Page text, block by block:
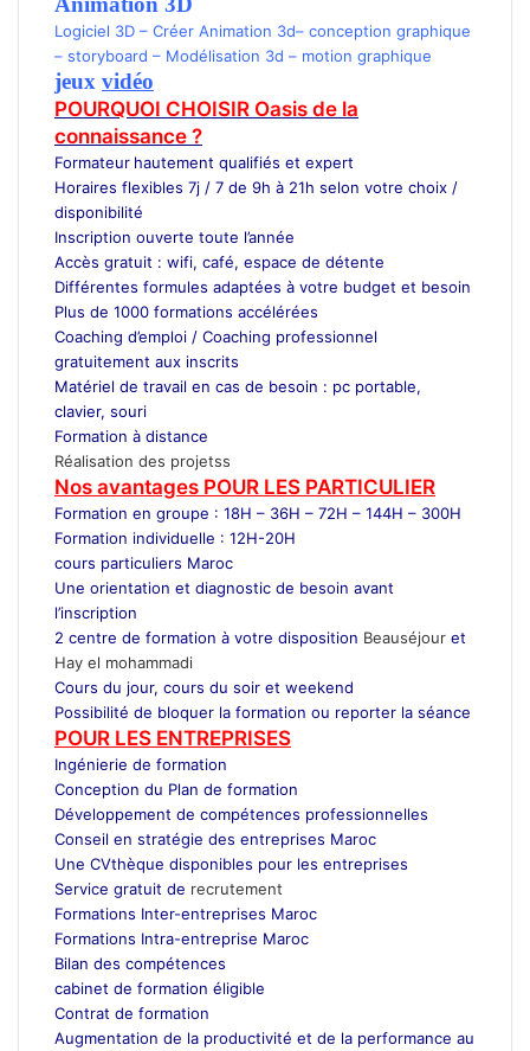
Logiciel 3D – Créer Animation 3d– conception graphique
– storyboard – Modélisation 3d – motion graphique
jeux vidéo
POURQUOI CHOISIR Oasis de la
connaissance ?
Formateur hautement qualifiés et expert
Horaires flexibles 7j / 7 de 9h à 21h selon votre choix /
disponibilité
Inscription ouverte toute l’année
Accès gratuit : wifi, café, espace de détente
Différentes formules adaptées à votre budget et besoin
Plus de 1000 formations accélérées
Coaching d’emploi / Coaching professionnel
gratuitement aux inscrits
Matériel de travail en cas de besoin : pc portable,
clavier, souri
Formation à distance
Réalisation des projetss
Nos avantages POUR LES PARTICULIER
Formation en groupe : 18H – 36H – 72H – 144H – 300H
Formation individuelle : 12H-20H
cours particuliers Maroc
Une orientation et diagnostic de besoin avant
l’inscription
2 centre de formation à votre disposition Beauséjour et
Hay el mohammadi
Cours du jour, cours du soir et weekend
Possibilité de bloquer la formation ou reporter la séance
POUR LES ENTREPRISES
Ingénierie de formation
Conception du Plan de formation
Développement de compétences professionnelles
Conseil en stratégie des entreprises Maroc
Une CVthèque disponibles pour les entreprises
Service gratuit de recrutement
Formations Inter-entreprises Maroc
Formations Intra-entreprise Maroc
Bilan des compétences
cabinet de formation éligible
Contrat de formation
Augmentation de la productivité et de la performance au